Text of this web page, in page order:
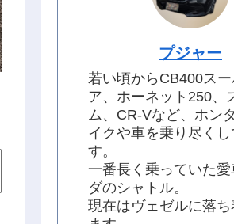
プジャー
若い頃からCB400スー
ア、ホーネット250、
ム、CR-Vなど、ホン
イクや車を乗り尽くし
す。
一番長く乗っていた
ダのシャトル。
現在はヴェゼルに落